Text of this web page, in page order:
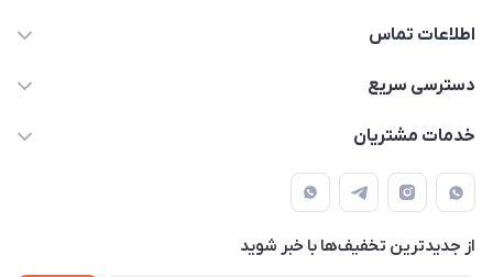
اطلاعات تماس
09387538030
دهقانی
دسترسی سریع
حساب کاربری
لیست محصولات
درباره ما
خدمات مشتریان
قوانین و مقررات
حریم خصوصی
راهنما
از جدید‌ترین تخفیف‌ها با‌ خبر شوید